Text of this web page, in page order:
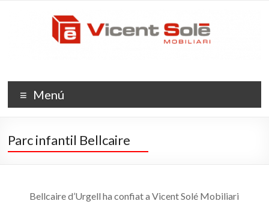
Vicent
Menú
Parc infantil Bellcaire
Bellcaire d’Urgell ha confiat a Vicent Solé Mobiliari